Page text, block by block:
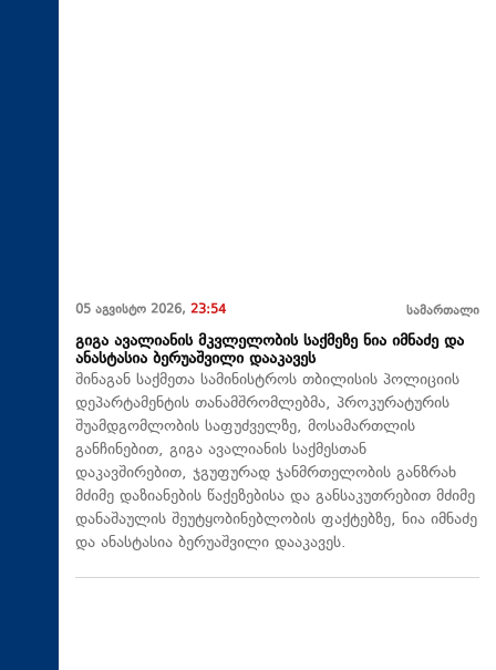
05 აგვისტო 2026, 23:54 სამართალი
გიგა ავალიანის მკვლელობის საქმეზე ნია იმნაძე და
ანასტასია ბერუაშვილი დააკავეს
შინაგან საქმეთა სამინისტროს თბილისის პოლიციის
დეპარტამენტის თანამშრომლებმა, პროკურატურის
შუამდგომლობის საფუძველზე, მოსამართლის
განჩინებით, გიგა ავალიანის საქმესთან
დაკავშირებით, ჯგუფურად ჯანმრთელობის განზრახ
მძიმე დაზიანების წაქეზებისა და განსაკუთრებით მძიმე
დანაშაულის შეუტყობინებლობის ფაქტებზე, ნია იმნაძე
და ანასტასია ბერუაშვილი დააკავეს.